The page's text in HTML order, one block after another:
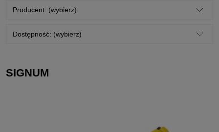
Producent: (wybierz)
Dostępność: (wybierz)
SIGNUM